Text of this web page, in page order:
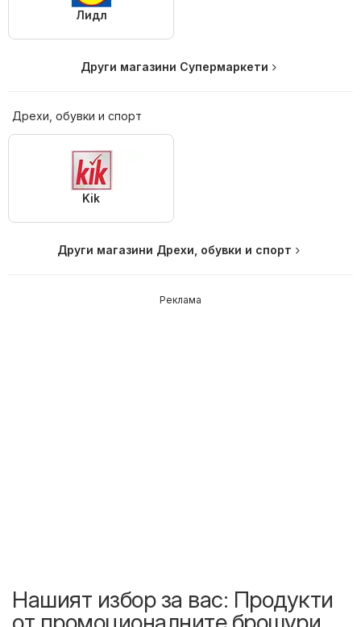
Лидл
Други магазини Супермаркети
Дрехи, обувки и спорт
Kik
Други магазини Дрехи, обувки и спорт
Реклама
Нашият избор за вас: Продукти